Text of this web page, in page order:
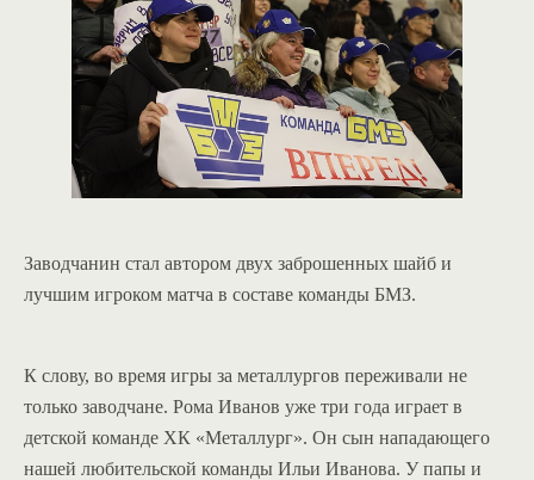
Заводчанин стал автором двух заброшенных шайб и
лучшим игроком матча в составе команды БМЗ.
К слову, во время игры за металлургов переживали не
только заводчане. Рома Иванов уже три года играет в
детской команде ХК «Металлург». Он сын нападающего
нашей любительской команды Ильи Иванова. У папы и